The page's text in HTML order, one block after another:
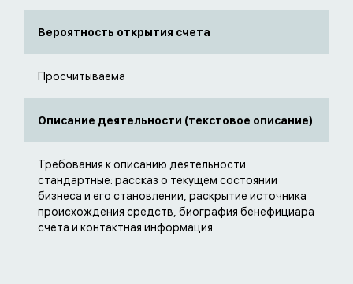
Вероятность открытия счета
Просчитываема
Описание деятельности (текстовое описание)
Требования к описанию деятельности
стандартные: рассказ о текущем состоянии
бизнеса и его становлении, раскрытие источника
происхождения средств, биография бенефициара
счета и контактная информация